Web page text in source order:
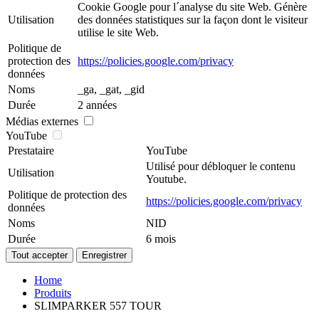
Utilisation
Cookie Google pour l´analyse du site Web. Génère
des données statistiques sur la façon dont le visiteur
utilise le site Web.
Politique de
protection des
données
https://policies.google.com/privacy
Noms
_ga, _gat, _gid
Durée
2 années
Médias externes
YouTube
Prestataire
YouTube
Utilisation
Utilisé pour débloquer le contenu
Youtube.
Politique de protection des
données
https://policies.google.com/privacy
Noms
NID
Durée
6 mois
Home
Produits
SLIMPARKER 557 TOUR